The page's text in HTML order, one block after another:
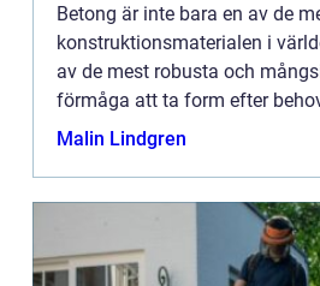
Betong är inte bara en av de
konstruktionsmaterialen i
av de mest robusta och
förmåga att ta form efter
exceptionella hållbarhet gör ...
Malin Lindgren